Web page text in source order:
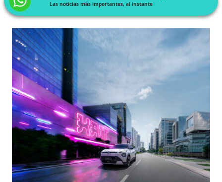
Las noticias más importantes, al instante